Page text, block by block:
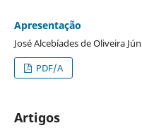
Apresentação
José Alcebíades de Oliveira
PDF/A
Artigos